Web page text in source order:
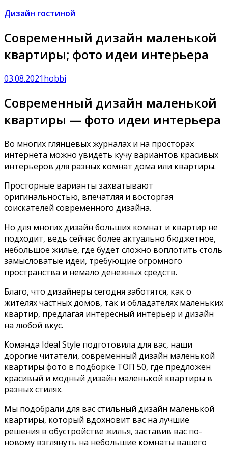
Дизайн гостиной
Современный дизайн маленькой
квартиры; фото идеи интерьера
03.08.2021hobbi
Современный дизайн маленькой
квартиры — фото идеи интерьера
Во многих глянцевых журналах и на просторах
интернета можно увидеть кучу вариантов красивых
интерьеров для разных комнат дома или квартиры.
Просторные варианты захватывают
оригинальностью, впечатляя и восторгая
соискателей современного дизайна.
Но для многих дизайн больших комнат и квартир не
подходит, ведь сейчас более актуально бюджетное,
небольшое жилье, где будет сложно воплотить столь
замысловатые идеи, требующие огромного
пространства и немало денежных средств.
Благо, что дизайнеры сегодня заботятся, как о
жителях частных домов, так и обладателях маленьких
квартир, предлагая интересный интерьер и дизайн
на любой вкус.
Команда Ideal Style подготовила для вас, наши
дорогие читатели, современный дизайн маленькой
квартиры фото в подборке ТОП 50, где предложен
красивый и модный дизайн маленькой квартиры в
разных стилях.
Мы подобрали для вас стильный дизайн маленькой
квартиры, который вдохновит вас на лучшие
решения в обустройстве жилья, заставив вас по-
новому взглянуть на небольшие комнаты вашего